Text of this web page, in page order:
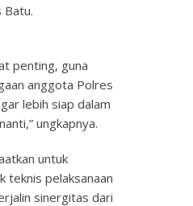
Batu.
penting, guna
anggota Polres
lebih siap dalam
ungkapnya.
untuk
teknis pelaksanaan
sinergitas dari